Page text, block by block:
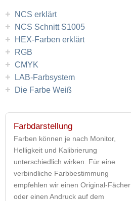
+ NCS erklärt
+ NCS Schnitt S1005
+ HEX-Farben erklärt
+ RGB
+ CMYK
+ LAB-Farbsystem
+ Die Farbe Weiß
Farbdarstellung
Farben können je nach Monitor,
Helligkeit und Kalibrierung
unterschiedlich wirken. Für eine
verbindliche Farbbestimmung
empfehlen wir einen Original-Fächer
oder einen Andruck auf dem